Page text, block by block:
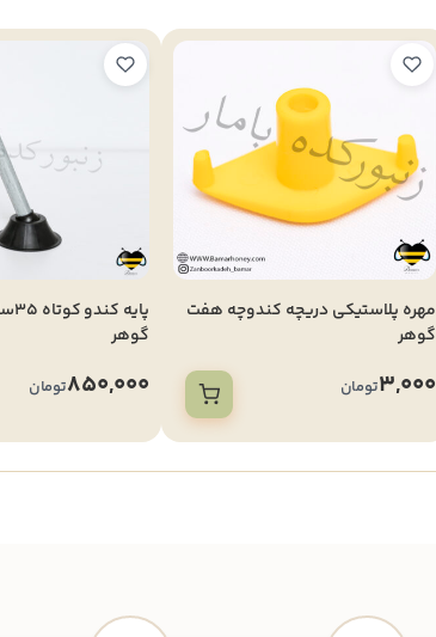
مهره پلاستیکی دریچه کندوچه هفت
گوهر
3,000تومان
گوهر
850,000تومان